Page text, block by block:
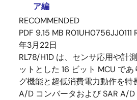
ア編
RECOMMENDED
PDF 9.15 MB R01UH0756JJ0111
年3月22日
RL78/H1D は、センサ応用や計
ットとした 16 ビット MCU で
グ機能と超低消費電力動作を
A/D コンバータおよび SAR A/